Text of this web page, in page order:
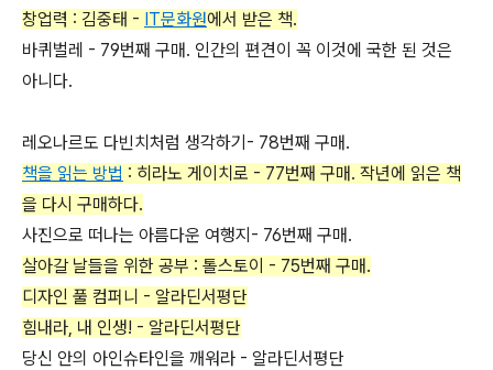
창업력 : 김중태 - IT문화원에서 받은 책.
바퀴벌레 - 79번째 구매. 인간의 편견이 꼭 이것에 국한 된 것은
아니다.
레오나르도 다빈치처럼 생각하기- 78번째 구매.
책을 읽는 방법 : 히라노 게이치로 - 77번째 구매. 작년에 읽은 책
을 다시 구매하다.
사진으로 떠나는 아름다운 여행지- 76번째 구매.
살아갈 날들을 위한 공부 : 톨스토이 - 75번째 구매.
디자인 풀 컴퍼니 - 알라딘서평단
힘내라, 내 인생! - 알라딘서평단
당신 안의 아인슈타인을 깨워라 - 알라딘서평단